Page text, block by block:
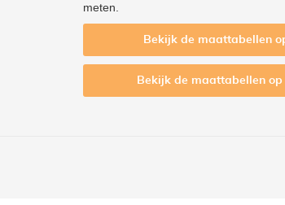
meten.
Bekijk de maattabellen
Bekijk de maattabellen op